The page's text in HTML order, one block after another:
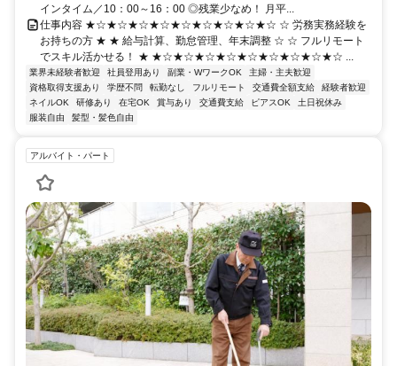
インタイム／10：00～16：00 ◎残業少なめ！ 月平...
仕事内容 ★☆★☆★☆★☆★☆★☆★☆★☆★☆ ☆ 労務実務経験を
お持ちの方 ★ ★ 給与計算、勤怠管理、年末調整 ☆ ☆ フルリモート
でスキル活かせる！ ★ ★☆★☆★☆★☆★☆★☆★☆★☆★☆ ...
業界未経験者歓迎 社員登用あり 副業・WワークOK
主婦・主夫歓迎
資格取得支援あり
学歴不問 転勤なし フルリモート 交通費全額支給
経験者歓迎
ネイルOK
研修あり 在宅OK 賞与あり 交通費支給 ピアスOK
土日祝休み
服装自由
髪型・髪色自由
アルバイト・パート